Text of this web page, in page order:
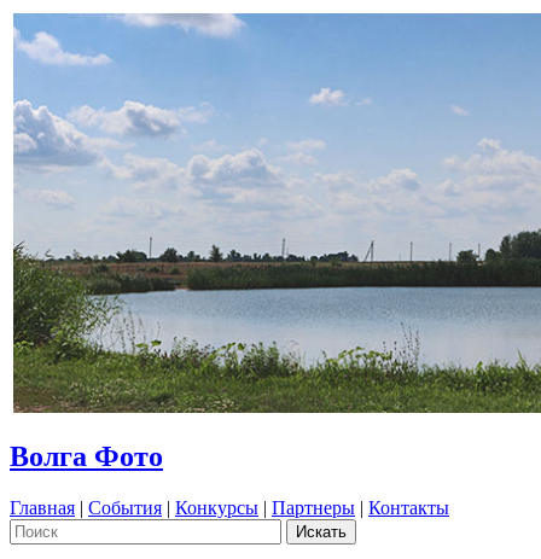
Волга Фото
Главная | События | Конкурсы | Партнеры | Контакты